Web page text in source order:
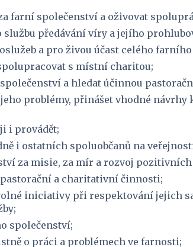
farní společenství a oživovat
předávání víry a jejího
a pro živou účast celého
s místní charitou;
a hledat účinnou
problémy, přinášet vhodné
i provádět;
i ostatních spoluobčanů na
za misie, za mír a rozvoj pozitivních
a charitativní činnosti;
iniciativy při respektování jejich
společenství;
o práci a problémech ve farnosti;